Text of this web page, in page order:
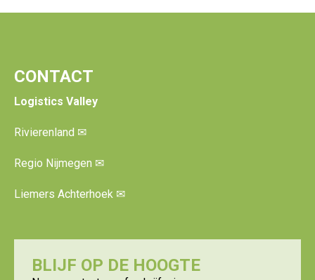
CONTACT
Logistics Valley
Rivierenland ✉
Regio Nijmegen ✉
Liemers Achterhoek ✉
BLIJF OP DE HOOGTE